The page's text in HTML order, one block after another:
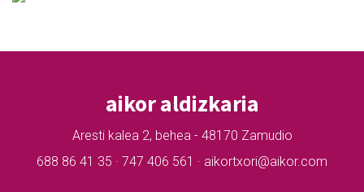
aikor aldizkaria
Aresti kalea 2, behea - 48170 Zamudio
688 86 41 35 · 747 406 561 · aikortxori@aikor.com